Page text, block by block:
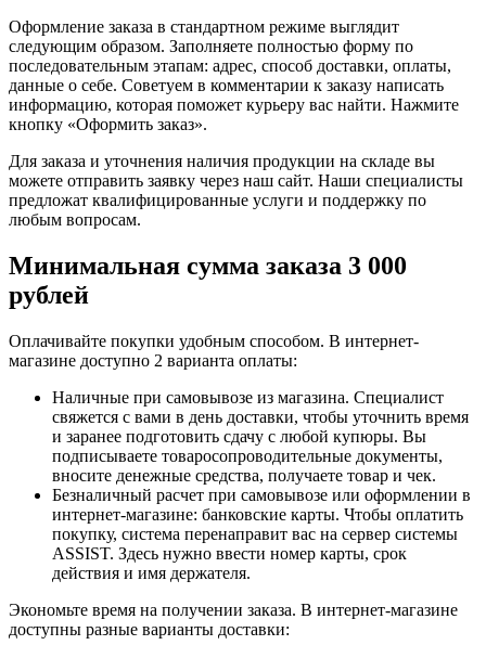
Оформление заказа в стандартном режиме выглядит
следующим образом. Заполняете полностью форму по
последовательным этапам: адрес, способ доставки, оплаты,
данные о себе. Советуем в комментарии к заказу написать
информацию, которая поможет курьеру вас найти. Нажмите
кнопку «Оформить заказ».
Для заказа и уточнения наличия продукции на складе вы
можете отправить заявку через наш сайт. Наши специалисты
предложат квалифицированные услуги и поддержку по
любым вопросам.
Минимальная сумма заказа 3 000
рублей
Оплачивайте покупки удобным способом. В интернет-
магазине доступно 2 варианта оплаты:
Наличные при самовывозе из магазина. Специалист
свяжется с вами в день доставки, чтобы уточнить время
и заранее подготовить сдачу с любой купюры. Вы
подписываете товаросопроводительные документы,
вносите денежные средства, получаете товар и чек.
Безналичный расчет при самовывозе или оформлении в
интернет-магазине: банковские карты. Чтобы оплатить
покупку, система перенаправит вас на сервер системы
ASSIST. Здесь нужно ввести номер карты, срок
действия и имя держателя.
Экономьте время на получении заказа. В интернет-магазине
доступны разные варианты доставки: